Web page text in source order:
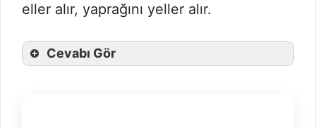
eller alır, yaprağını yeller alır.
Cevabı Gör